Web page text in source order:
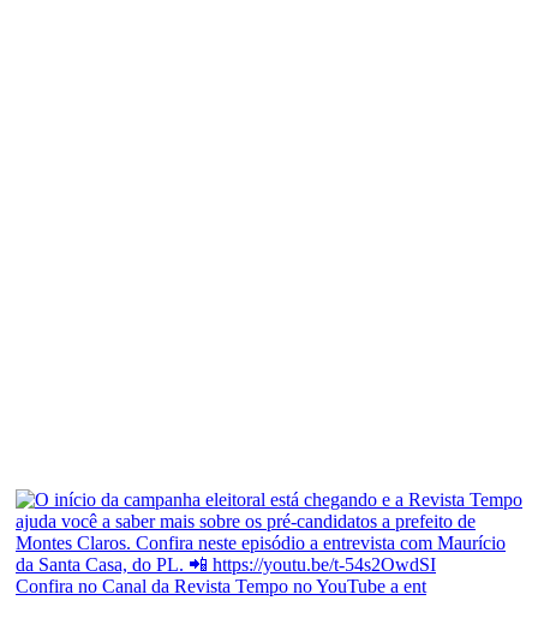
Confira no Canal da Revista Tempo no YouTube a ent